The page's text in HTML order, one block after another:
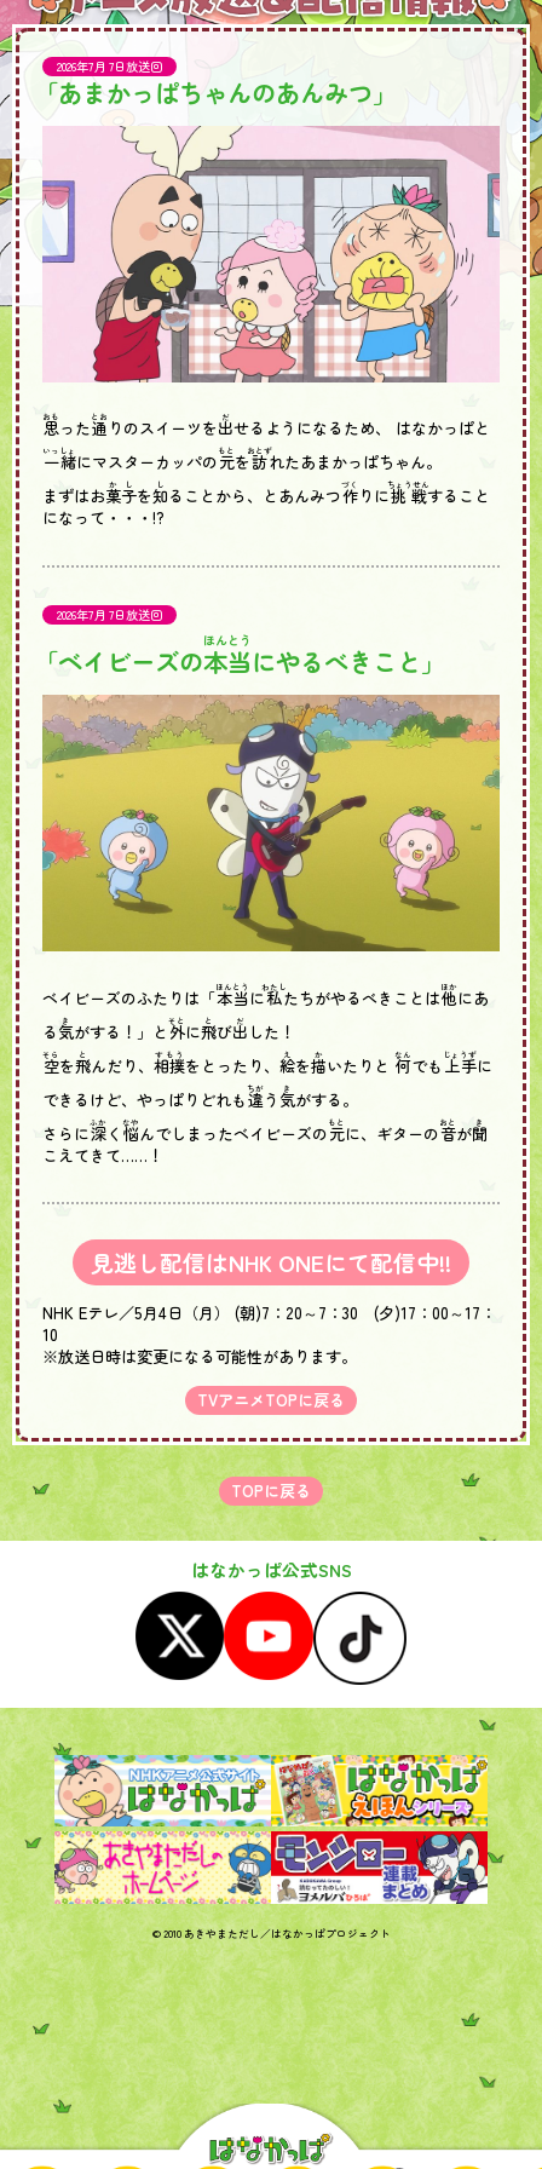
2026年7月 7日放送回
「あまかっぱちゃんのあんみつ」
思
おも った通
とお りのスイーツを出
だ せるようになるため、 はなかっぱと
一緒
いっしょ にマスターカッパの元
もと を訪
おとずれたあまかっぱちゃん。
まずはお菓子
かし を知
し ることから、とあんみつ作
づく りに挑戦
ちょうせんすること
になって・・・!?
2026年7月 7日放送回
「ベイビーズの本当
ほんとう
にやるべきこと」
ベイビーズのふたりは「本当
ほんとう に私
わたしたちがやるべきことは他
ほか にあ
る気
き がする！」と 外
そと に飛
と び出
だ
した！
空
そら を飛
と んだり、相撲
すもう をとったり、絵
え を描
か いたりと 何
なん でも 上手
じょうず に
できるけど、やっぱりどれも違
ちが う 気
き がする。
さらに深
ふか く 悩
なや んでしまったベイビーズの元
もと に、ギターの音
おと が聞
き
こえてきて……！
見逃し配信はNHK ONEにて配信中!!
NHK Eテレ／5月4日（月） (朝)7：20～7：30 (夕)17：00～17：
10
※放送日時は変更になる可能性があります。
TVアニメTOPに戻る
TOPに戻る
はなかっぱ公式SNS
© 2010 あきやまただし／はなかっぱプロジェクト